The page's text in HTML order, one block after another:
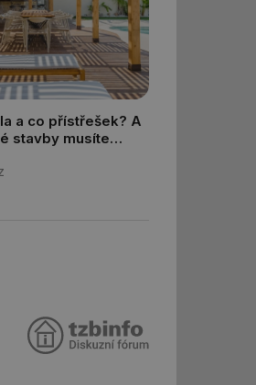
a co přístřešek? A
stavby musíte